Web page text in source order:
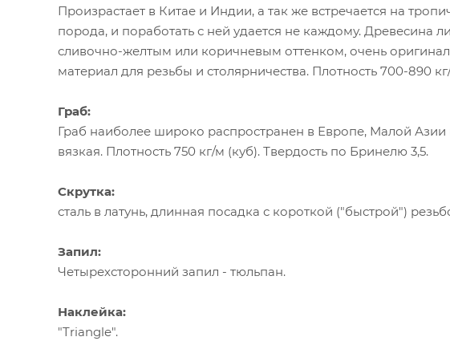
Произрастает в Китае и Индии, а так же встречается на
порода, и поработать с ней удается не каждому. Древесина
сливочно-желтым или коричневым оттенком, очень
материал для резьбы и столярничества. Плотность 700-890
Граб:
Граб наиболее широко распространен в Европе, Малой
вязкая. Плотность 750 кг/м (куб). Твердость по Бринелю 3,5.
Скрутка:
сталь в латунь, длинная посадка с короткой ("быстрой")
Запил:
Четырехсторонний запил - тюльпан.
Наклейка:
"Triangle".